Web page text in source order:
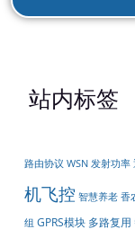
站内标签
路由协议 WSN 发射功率
机飞控 智慧养老 香
组 GPRS模块 多路复用